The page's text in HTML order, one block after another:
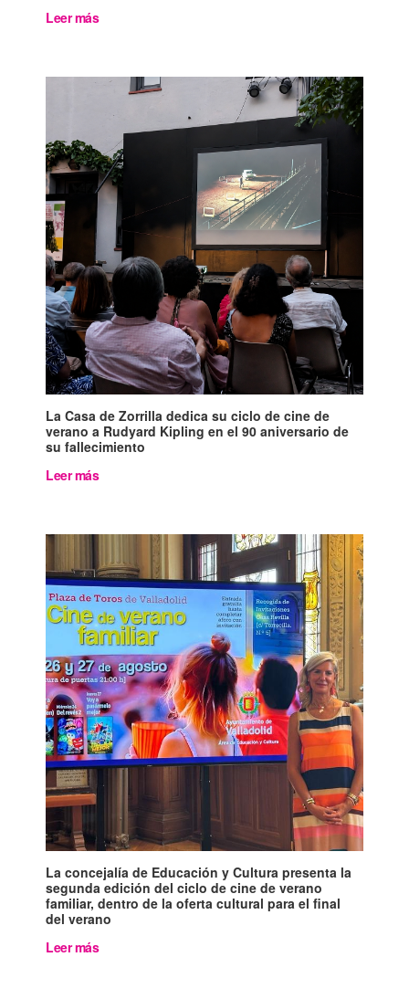
Leer más
La Casa de Zorrilla dedica su ciclo de cine de
verano a Rudyard Kipling en el 90 aniversario de
su fallecimiento
Leer más
La concejalía de Educación y Cultura presenta la
segunda edición del ciclo de cine de verano
familiar, dentro de la oferta cultural para el final
del verano
Leer más